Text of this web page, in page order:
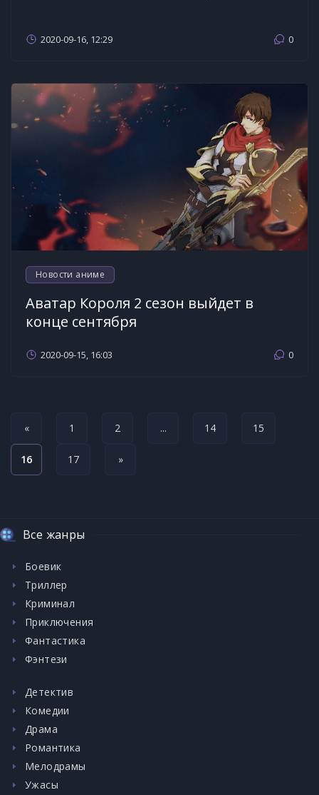
2020-09-16, 12:29 0
Новости аниме
Аватар Короля 2 сезон выйдет в
конце сентября
2020-09-15, 16:03 0
« 1 2 ... 14 15
16 17 »
Все жанры
Боевик
Триллер
Криминал
Приключения
Фантастика
Фэнтези
Детектив
Комедии
Драма
Романтика
Мелодрамы
Ужасы